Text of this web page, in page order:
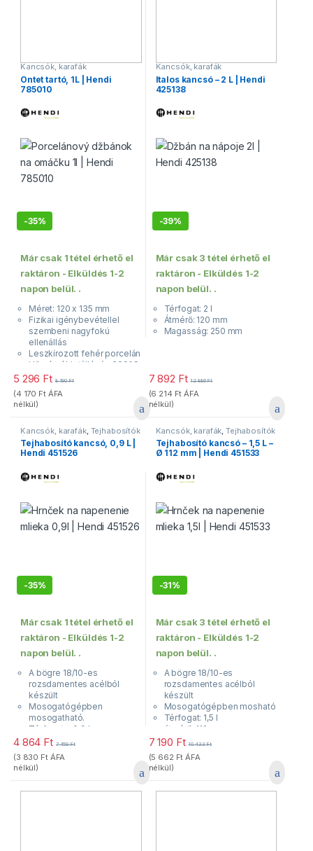
Kancsók, karafák
Öntet tartó, 1L | Hendi
785010
-35%
Már csak 1 tétel érhető el
raktáron - Elküldés 1-2
napon belül. .
Méret: 120 x 135 mm
Fizikai igénybevétellel
szembeni nagyfokú
ellenállás
Leszkírozott fehér porcelán
Hőmérsékletállóság 600°C-
ig
5 296 Ft 8 190Ft
(4 170 FtÁFA
nélkül)
Kancsók, karafák
Italos kancsó – 2 L | Hendi
425138
-39%
Már csak 3 tétel érhető el
raktáron - Elküldés 1-2
napon belül. .
Térfogat: 2 l
Átmérő: 120 mm
Magasság: 250 mm
7 892 Ft 12 886Ft
(6 214 Ft ÁFA
nélkül)
Kancsók, karafák, Tejhabosítók
és tejeskannák
Tejhabosító kancsó, 0,9 L |
Hendi 451526
-35%
Már csak 1 tétel érhető el
raktáron - Elküldés 1-2
napon belül. .
A bögre 18/10-es
rozsdamentes acélból
készült
Mosogatógépben
mosogatható.
Térfogata: 0,9 l
átmérő: 102 mm
Magasság: 125 mm
4 864 Ft 7 459Ft
(3 830 FtÁFA
nélkül)
Kancsók, karafák Tejhabosítók
és tejeskannák
Tejhabosító kancsó – 1,5 L –
Ø 112 mm | Hendi 451533
-31%
Már csak 3 tétel érhető el
raktáron - Elküldés 1-2
napon belül. .
A bögre 18/10-es
rozsdamentes acélból
készült
Mosogatógépben mosható
Térfogat: 1,5 l
átmérő: 112 mm
Magasság: 161 mm
7 190 Ft 10 433Ft
(5 662 Ft ÁFA
nélkül)